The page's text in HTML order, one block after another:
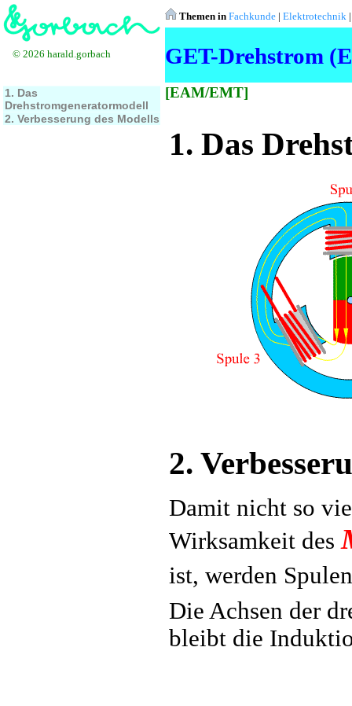
Themen in Fachkunde | Elektrotechnik
GET-Drehstrom
[EAM/EMT]
© 2026 harald.gorbach
1. Das
Drehstromgeneratormodell
2. Verbesserung des Modells
1. Das
2.
Damit nicht so
Wirksamkeit des
ist, werden
Die Achsen der
bleibt die